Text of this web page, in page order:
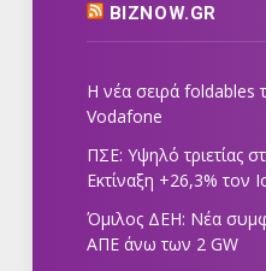
BIZNOW.GR
Η νέα σειρά foldables
Vodafone
ΠΣΕ: Υψηλό τριετίας
Εκτίναξη +26,3% τον
Όμιλος ΔΕΗ: Νέα
ΑΠΕ άνω των 2 GW